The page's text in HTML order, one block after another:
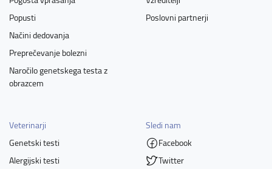
Popusti
Načini dedovanja
Preprečevanje bolezni
Naročilo genetskega testa z
obrazcem
Poslovni partnerji
Veterinarji
Genetski testi
Alergijski testi
Sledi nam
Facebook
Twitter